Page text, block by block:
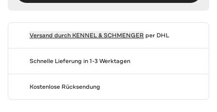
Versand durch KENNEL & SCHMENGER per DHL
Schnelle Lieferung in 1-3 Werktagen
Kostenlose Rücksendung